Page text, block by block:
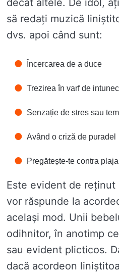
să redați muzică
dvs. apoi când sunt:
Încercarea de a duce
Trezirea în varf de
Senzație de stres sau
Având o criză de puradel
Pregătește-te contra
Este evident de
vor răspunde la
același mod. Unii
odihnitor, în anotimp
sau evident plicticos.
dacă acordeon